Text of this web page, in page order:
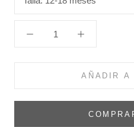
AÑADIR A